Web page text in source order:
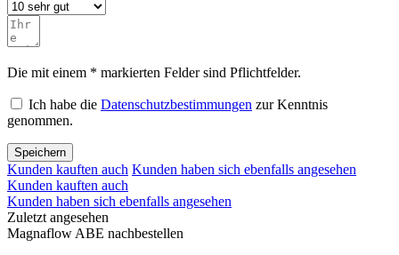
Die mit einem * markierten Felder sind Pflichtfelder.
Ich habe die Datenschutzbestimmungen zur Kenntnis
genommen.
Speichern
Kunden kauften auch Kunden haben sich ebenfalls angesehen
Kunden kauften auch
Kunden haben sich ebenfalls angesehen
Zuletzt angesehen
Magnaflow ABE nachbestellen